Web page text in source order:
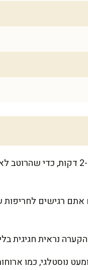
שוטפים את נבטי הסלק במים קרים ומסננים טוב. אני אוהבת לפרוס אותם על מגבת נייר ל-
אתם רגישים לחריפות
נראית חגיגית
נוסטלגי, כמו